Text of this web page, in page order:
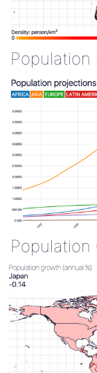
Population
Population